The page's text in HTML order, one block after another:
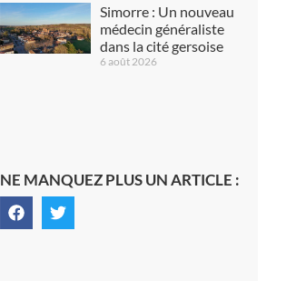
Simorre : Un nouveau
médecin généraliste
dans la cité gersoise
6 août 2026
NE MANQUEZ PLUS UN ARTICLE :